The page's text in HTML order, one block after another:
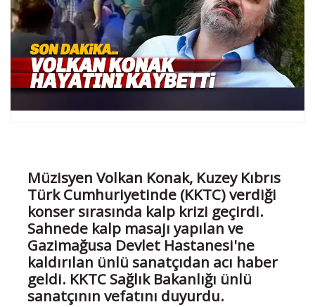
Müzisyen Volkan Konak, Kuzey Kıbrıs
Türk Cumhuriyetinde (KKTC) verdiği
konser sırasında kalp krizi geçirdi.
Sahnede kalp masajı yapılan ve
Gazimağusa Devlet Hastanesi'ne
kaldırılan ünlü sanatçıdan acı haber
geldi. KKTC Sağlık Bakanlığı ünlü
sanatçının vefatını duyurdu.